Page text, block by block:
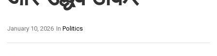
In Politics
January 10, 2026